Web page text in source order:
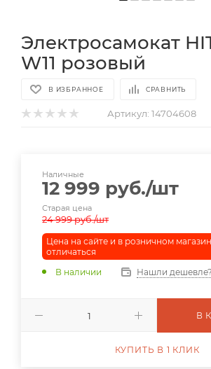
Электросамокат
W11 розовый
В ИЗБРАННОЕ СРАВНИТЬ
Артикул: 14704608
Наличные
12 999 руб./шт
Старая цена
24 999руб./шт
Цена на сайте и в розничном
отличаться
В наличии
Нашли дешевле?
В
КУПИТЬ В 1 КЛИК